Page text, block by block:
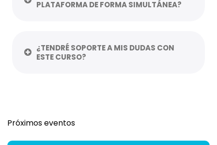
PLATAFORMA DE FORMA SIMULTÁNEA?
¿TENDRÉ SOPORTE A MIS DUDAS CON
ESTE CURSO?
Próximos eventos